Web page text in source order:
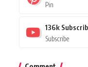
Pin
136k
Subscribe